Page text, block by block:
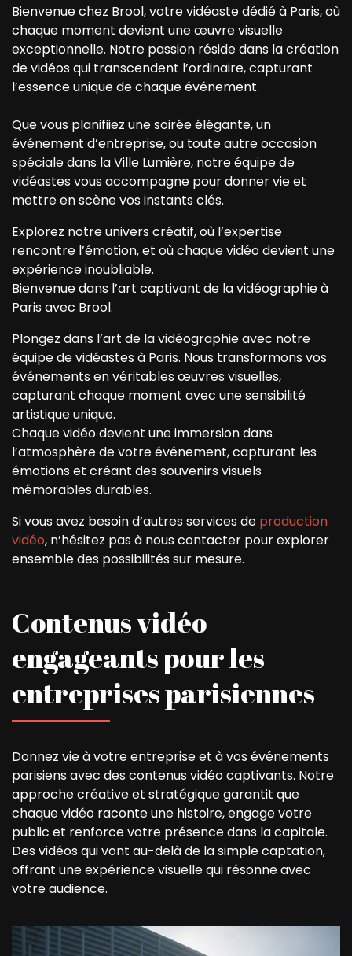
Bienvenue chez Brool, votre vidéaste dédié à Paris, où
chaque moment devient une œuvre visuelle
exceptionnelle. Notre passion réside dans la création
de vidéos qui transcendent l’ordinaire, capturant
l’essence unique de chaque événement.
Que vous planifiiez une soirée élégante, un
événement d’entreprise, ou toute autre occasion
spéciale dans la Ville Lumière, notre équipe de
vidéastes vous accompagne pour donner vie et
mettre en scène vos instants clés.
Explorez notre univers créatif, où l’expertise
rencontre l’émotion, et où chaque vidéo devient une
expérience inoubliable.
Bienvenue dans l’art captivant de la vidéographie à
Paris avec Brool.
Plongez dans l’art de la vidéographie avec notre
équipe de vidéastes à Paris. Nous transformons vos
événements en véritables œuvres visuelles,
capturant chaque moment avec une sensibilité
artistique unique.
Chaque vidéo devient une immersion dans
l’atmosphère de votre événement, capturant les
émotions et créant des souvenirs visuels
mémorables durables.
Si vous avez besoin d’autres services de production
vidéo, n’hésitez pas à nous contacter pour explorer
ensemble des possibilités sur mesure.
Contenus vidéo
engageants pour les
entreprises parisiennes
Donnez vie à votre entreprise et à vos événements
parisiens avec des contenus vidéo captivants. Notre
approche créative et stratégique garantit que
chaque vidéo raconte une histoire, engage votre
public et renforce votre présence dans la capitale.
Des vidéos qui vont au-delà de la simple captation,
offrant une expérience visuelle qui résonne avec
votre audience.